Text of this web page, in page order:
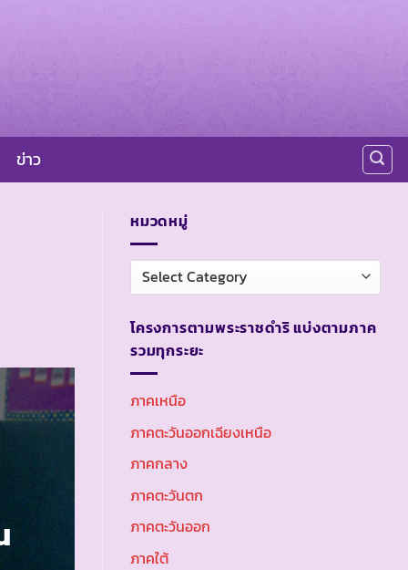
ข่าว
หมวดหมู่
หมวด
หมู่
โครงการตามพระราชดำริ แบ่งตามภาค
รวมทุกระยะ
ภาคเหนือ
ภาคตะวันออกเฉียงเหนือ
ภาคกลาง
ภาคตะวันตก
ภาคตะวันออก
ภาคใต้